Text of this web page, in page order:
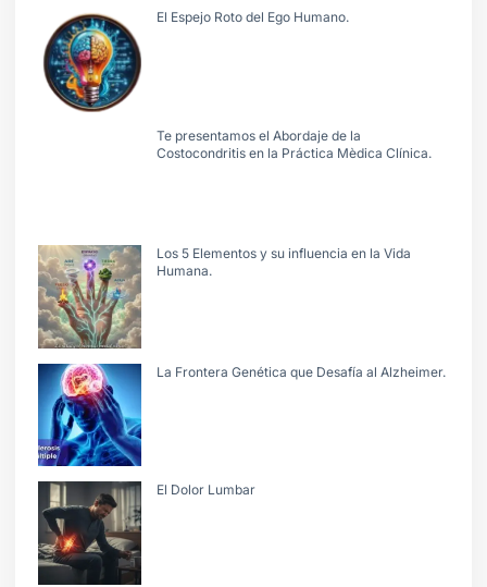
El Espejo Roto del Ego Humano.
Te presentamos el Abordaje de la
Costocondritis en la Práctica Mèdica Clínica.
Los 5 Elementos y su influencia en la Vida
Humana.
La Frontera Genética que Desafía al Alzheimer.
El Dolor Lumbar